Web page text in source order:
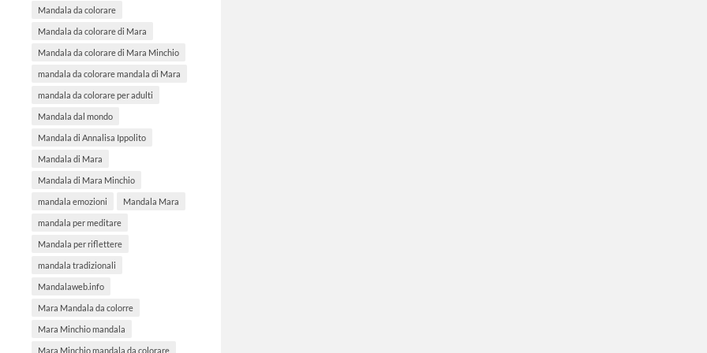
Mandala da colorare
Mandala da colorare di Mara
Mandala da colorare di Mara Minchio
mandala da colorare mandala di Mara
mandala da colorare per adulti
Mandala dal mondo
Mandala di Annalisa Ippolito
Mandala di Mara
Mandala di Mara Minchio
mandala emozioni Mandala Mara
mandala per meditare
Mandala per riflettere
mandala tradizionali
Mandalaweb.info
Mara Mandala da colorre
Mara Minchio mandala
Mara Minchio mandala da colorare